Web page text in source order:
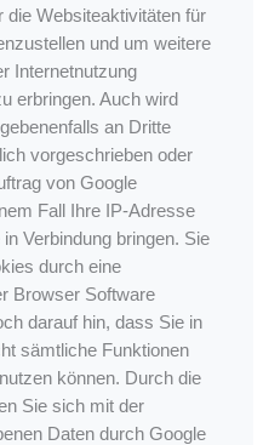
Websiteaktivitäten für
und um weitere
Internetnutzung
erbringen. Auch wird
an Dritte
vorgeschrieben oder
von Google
Fall Ihre IP-Adresse
Verbindung bringen. Sie
durch eine
Browser Software
darauf hin, dass Sie in
sämtliche Funktionen
können. Durch die
Sie sich mit der
Daten durch Google